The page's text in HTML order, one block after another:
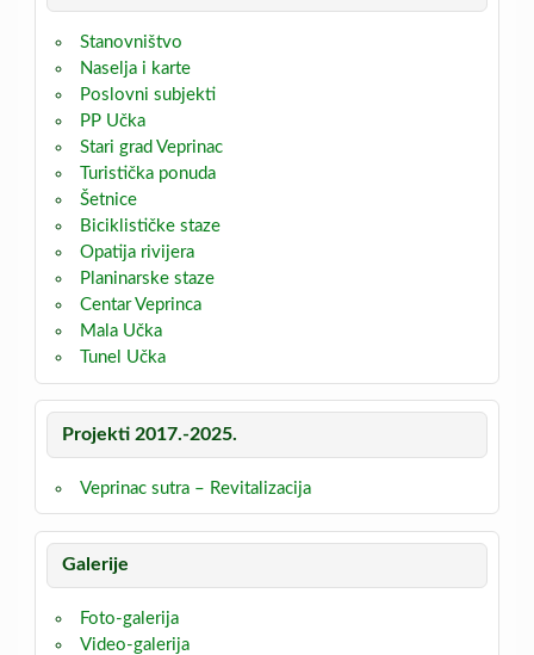
Stanovništvo
Naselja i karte
Poslovni subjekti
PP Učka
Stari grad Veprinac
Turistička ponuda
Šetnice
Biciklističke staze
Opatija rivijera
Planinarske staze
Centar Veprinca
Mala Učka
Tunel Učka
Projekti 2017.-2025.
Veprinac sutra – Revitalizacija
Galerije
Foto-galerija
Video-galerija